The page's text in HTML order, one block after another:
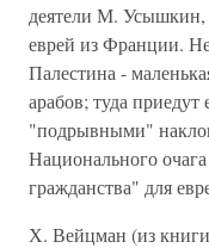
деятели М.
еврей из Франции.
Палестина -
арабов; туда
"подрывными"
Национального
гражданства" для
Х. Вейцман (из